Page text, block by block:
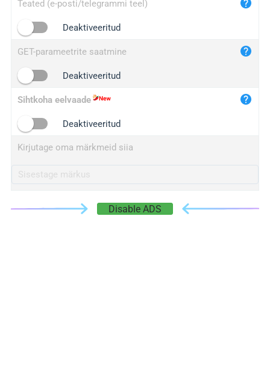
Teated (e-posti/telegrammi teel)
Deaktiveeritud
GET-parameetrite saatmine
Deaktiveeritud
Sihtkoha eelvaade
Deaktiveeritud
Kirjutage oma märkmeid siia
Disable ADS